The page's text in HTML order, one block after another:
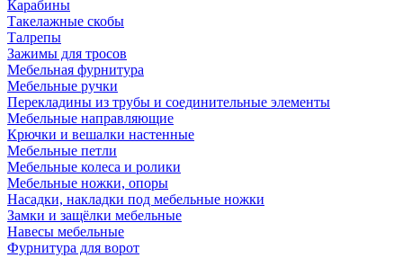
Карабины
Такелажные скобы
Талрепы
Зажимы для тросов
Мебельная фурнитура
Мебельные ручки
Перекладины из трубы и соединительные элементы
Мебельные направляющие
Крючки и вешалки настенные
Мебельные петли
Мебельные колеса и ролики
Мебельные ножки, опоры
Насадки, накладки под мебельные ножки
Замки и защёлки мебельные
Навесы мебельные
Фурнитура для ворот